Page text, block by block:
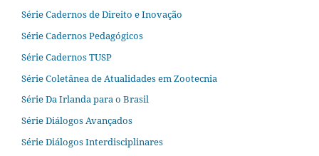
Série Cadernos de Direito e Inovação
Série Cadernos Pedagógicos
Série Cadernos TUSP
Série Coletânea de Atualidades em Zootecnia
Série Da Irlanda para o Brasil
Série Diálogos Avançados
Série Diálogos Interdisciplinares